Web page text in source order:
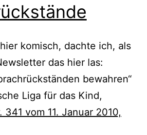
komisch, dach­te ich, als
das hier las:
bewah­ren“
Liga für das Kind,
vom 11. Januar 2010,